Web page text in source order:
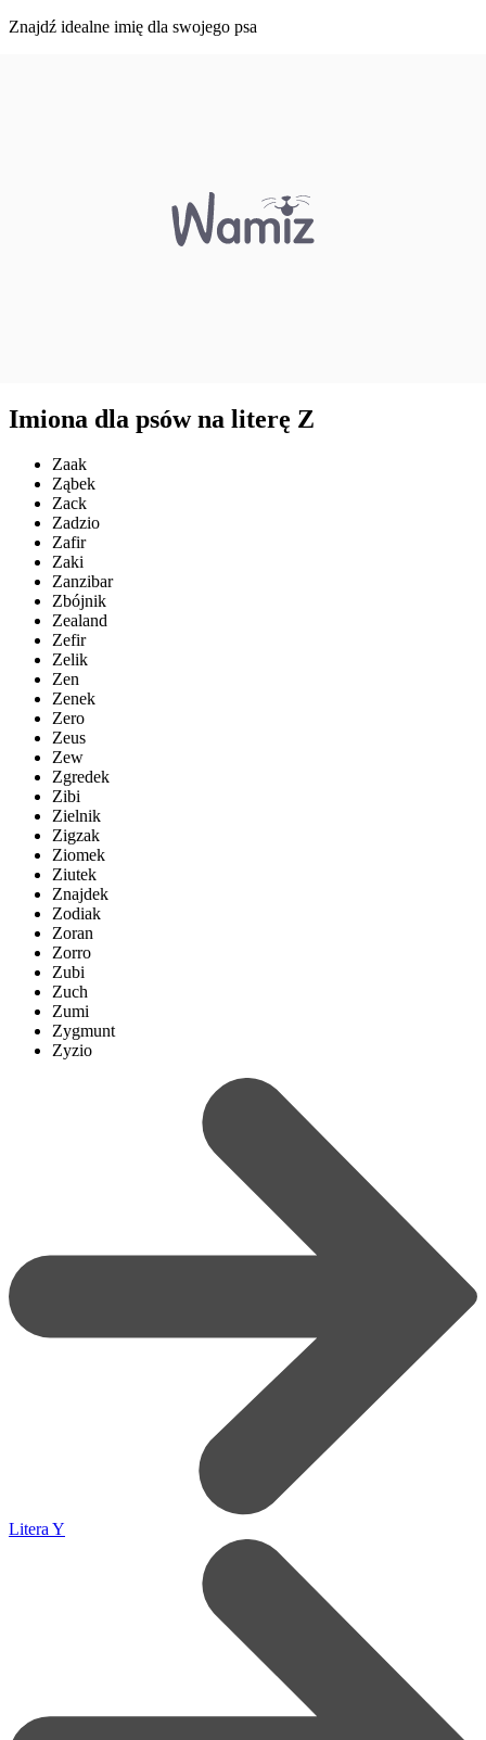
Znajdź idealne imię dla swojego psa
Imiona dla psów na literę Z
Zaak
Ząbek
Zack
Zadzio
Zafir
Zaki
Zanzibar
Zbójnik
Zealand
Zefir
Zelik
Zen
Zenek
Zero
Zeus
Zew
Zgredek
Zibi
Zielnik
Zigzak
Ziomek
Ziutek
Znajdek
Zodiak
Zoran
Zorro
Zubi
Zuch
Zumi
Zygmunt
Zyzio
Litera Y